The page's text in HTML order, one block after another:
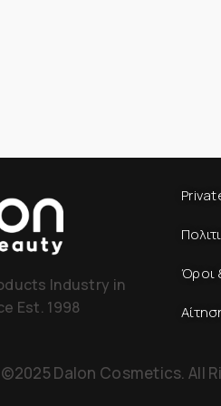
Industry in
Est. 1998
Όροι
©2025 Dalon Cosmetics. All